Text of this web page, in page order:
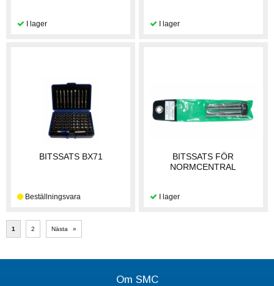
BITSSATS BX71
BITSSATS FÖR
NORMCENTRAL
1 2 Nästa »
Om SMC